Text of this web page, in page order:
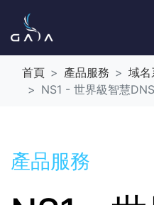
首頁 產品服務
域名
NS1 - 世界級智慧
產品服務